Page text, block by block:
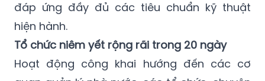
Phương án tuyến đường mới đảm bảo tuân
thủ định hướng quy hoạch được duyệt và
đáp ứng đầy đủ các tiêu chuẩn kỹ thuật
hiện hành.